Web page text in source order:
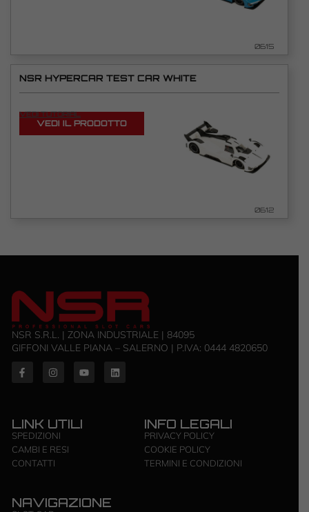
0615
NSR HYPERCAR TEST CAR WHITE
VEDI TUTORIAL
VEDI IL PRODOTTO
0612
NSR S.R.L. | ZONA INDUSTRIALE | 84095
GIFFONI VALLE PIANA – SALERNO | P.IVA: ‭0444 4820650‬
LINK UTILI
SPEDIZIONI
CAMBI E RESI
CONTATTI
INFO LEGALI
PRIVACY POLICY
COOKIE POLICY
TERMINI E CONDIZIONI
NAVIGAZIONE